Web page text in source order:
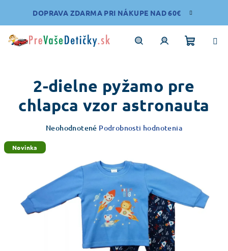
obsah
DOPRAVA ZDARMA PRI NÁKUPE NAD 60€
košík
2-dielne pyžamo pre
chlapca vzor astronauta
Priemerné
produktu
5
hviezdičiek.
Neohodnotené Podrobnosti hodnotenia
Novinka